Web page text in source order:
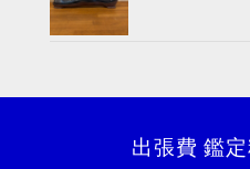
出張費 鑑